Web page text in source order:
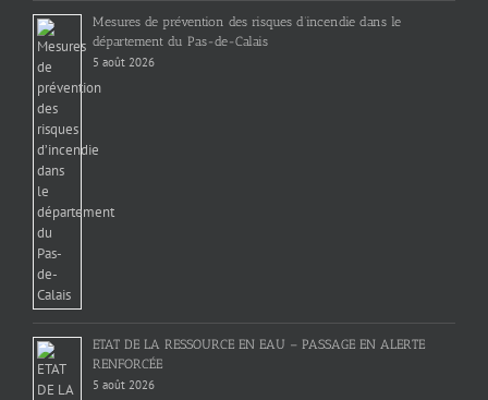
Mesures de prévention des risques d’incendie dans le
département du Pas-de-Calais
5 août 2026
ETAT DE LA RESSOURCE EN EAU – PASSAGE EN ALERTE
RENFORCÉE
5 août 2026